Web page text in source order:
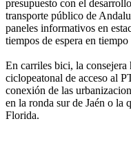
presupuesto con el
transporte público de
paneles informativos en
tiempos de espera en
En carriles bici, la consejera
ciclopeatonal de acceso al
conexión de las
en la ronda sur de Jaén o la
Florida.